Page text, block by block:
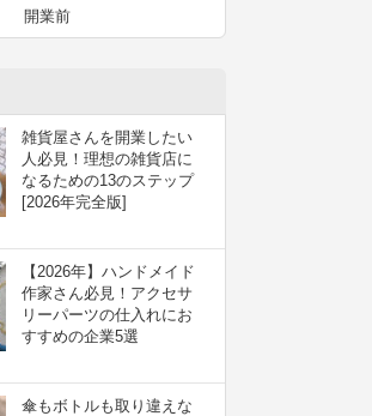
開業前
雑貨屋さんを開業したい
人必見！理想の雑貨店に
なるための13のステップ
[2026年完全版]
【2026年】ハンドメイド
作家さん必見！アクセサ
リーパーツの仕入れにお
すすめの企業5選
傘もボトルも取り違えな